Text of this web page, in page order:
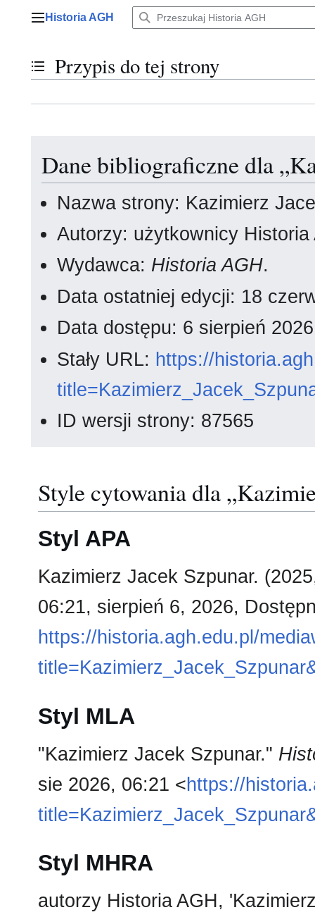
Menu główne
Historia AGH
Przełącz stan spisu treści
Przypis do tej strony
Dane bibliograficzne dla
Nazwa strony: Kazimierz
Autorzy: użytkownicy Historia
Wydawca: Historia AGH.
Data ostatniej edycji: 18
Data dostępu: 6 sierpień
Stały URL: https://
ID wersji strony: 87565
Style cytowania dla
Styl APA
Kazimierz Jacek Szpunar.
06:21, sierpień 6, 2026,
https://historia.agh.edu.pl/
Styl MLA
"Kazimierz Jacek Szpunar."
sie 2026, 06:21 <https://
Styl MHRA
autorzy Historia AGH,